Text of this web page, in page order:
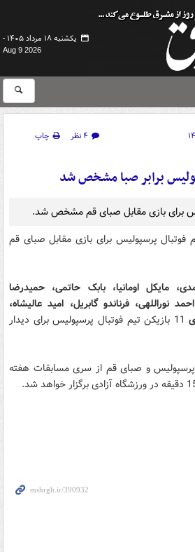
یکشنبه ۱۸ مرداد ۱۴۰۵ -
Aug 9 2026
۴ نظر
چاپ
برابر صبا مشخص شد
برای بازی مقابل صبای قم مشخص شد.
فوتبال پرسپولیس برای بازی مقابل صبای قم
مایکل اومانیا، بابک حاتمی، حمیدرضا
نوراللهی، فرناندو گابریل، امید عالیشاه،
11 بازیکن تیم فوتبال پرسپولیس برای دیدار
و صبای قم از سری مسابقات هفته